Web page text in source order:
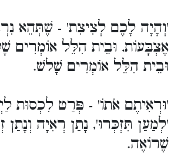
'וְהָיָה לָכֶם לְצִיצִת' - שֶׁתְּהֵא
אֶצְבָּעוֹת, וּבֵית הִלֵּל אוֹמְרִים
וּבֵית הִלֵּל אוֹמְרִים שָׁלשׁ.
'וּרְאִיתֶם אֹתוֹ' - פְּרַט לִכְסוּת
'לְמַעַן תִּזְכְּרוּ', נָתַן רְאִיָה
שֶׁרוֹאֶה.